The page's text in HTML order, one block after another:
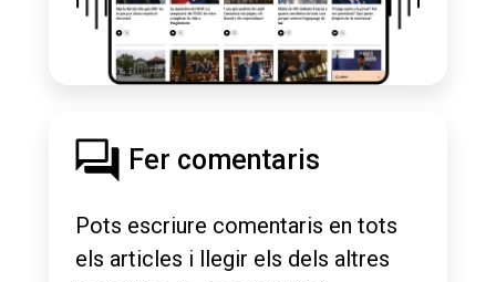
Fer comentaris
Pots escriure comentaris en tots
els articles i llegir els dels altres